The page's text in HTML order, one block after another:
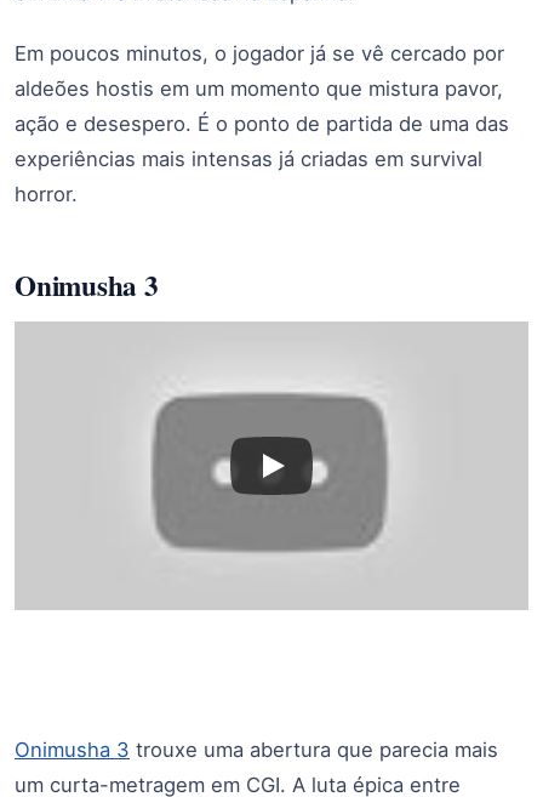
Em poucos minutos, o jogador já se vê cercado por
aldeões hostis em um momento que mistura pavor,
ação e desespero. É o ponto de partida de uma das
experiências mais intensas já criadas em survival
horror.
Onimusha 3
Onimusha 3 trouxe uma abertura que parecia mais
um curta-metragem em CGI. A luta épica entre